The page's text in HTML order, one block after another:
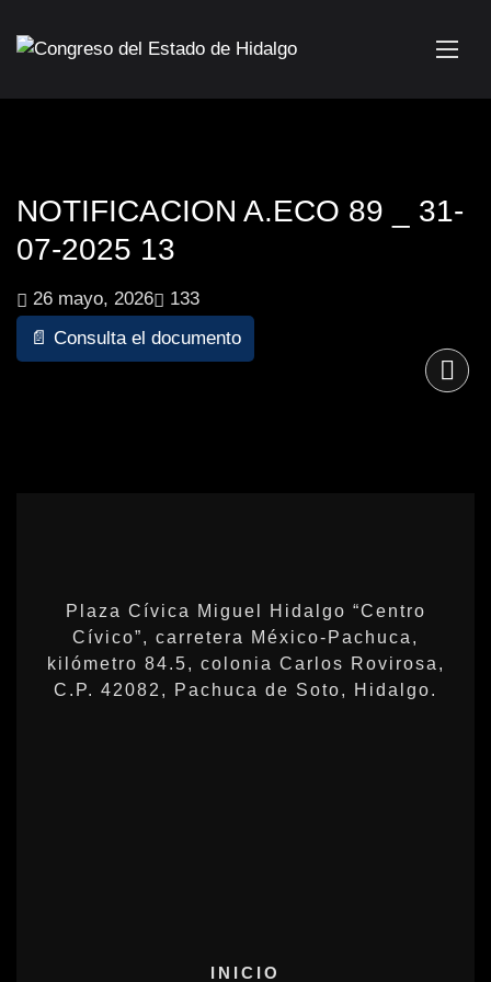
NOTIFICACION A.ECO 89 _ 31-
07-2025 13
26 mayo, 2026
133
📄 Consulta el documento
Plaza Cívica Miguel Hidalgo “Centro
Cívico”, carretera México-Pachuca,
kilómetro 84.5, colonia Carlos Rovirosa,
C.P. 42082, Pachuca de Soto, Hidalgo.
INICIO